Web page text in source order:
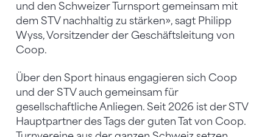
und den Schweizer Turnsport gemeinsam mit
dem STV nachhaltig zu stärken», sagt Philipp
Wyss, Vorsitzender der Geschäftsleitung von
Coop.
Über den Sport hinaus engagieren sich Coop
und der STV auch gemeinsam für
gesellschaftliche Anliegen. Seit 2026 ist der STV
Hauptpartner des Tags der guten Tat von Coop.